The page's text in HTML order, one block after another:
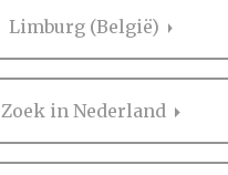
Limburg (België)
Zoek in Nederland